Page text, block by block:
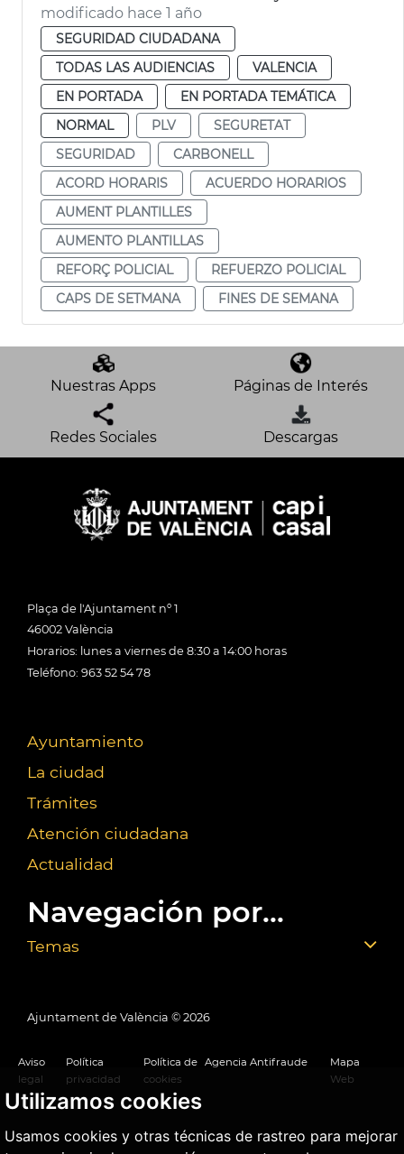
Utilizamos cookies
Usamos cookies y otras técnicas de rastreo para mejorar
modificado hace 1 año
SEGURIDAD CIUDADANA
TODAS LAS AUDIENCIAS
VALENCIA
EN PORTADA
EN PORTADA TEMÁTICA
NORMAL
PLV
SEGURETAT
SEGURIDAD
CARBONELL
ACORD HORARIS
ACUERDO HORARIOS
AUMENT PLANTILLES
AUMENTO PLANTILLAS
REFORÇ POLICIAL
REFUERZO POLICIAL
CAPS DE SETMANA
FINES DE SEMANA
Nuestras Apps Páginas de Interés
Redes Sociales Descargas
Plaça de l'Ajuntament nº 1
46002 València
Horarios: lunes a viernes de 8:30 a 14:00 horas
Teléfono: 963 52 54 78
Ayuntamiento
La ciudad
Trámites
Atención ciudadana
Actualidad
Navegación por...
Temas
Ajuntament de València © 2026
Aviso
legal
Política
privacidad
Política de
cookies
Agencia Antifraude
Mapa
Web